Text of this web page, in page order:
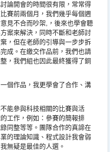
論開會的時間很有限， 常常得
賽前兩個月， 我們幾乎每個週
見不合而吵架, ，後來也學會聽
案來解決， 同時不斷和老師討
， 但在老師的引導與一步步拆
成。 在繳交作品前，我們也請
， 我們組也因此最終獲得了銅
個作品，我更學會了合作、 溝
能參與科技相關的比賽與活
工作，例如：參賽的簡報排
同整等等。 團隊合作的真諦在
的理論知識、 程式設計我會弱
我無疑是最佳的人選。